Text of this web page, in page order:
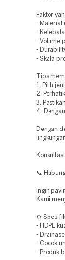
Faktor
- Material
-
- Volume
-
- Skala
Tips
1. Pilih
2.
3.
4.
Dengan
📞
Ingin
Kami
⚙️
- HDPE
-
- Cocok
- Produk